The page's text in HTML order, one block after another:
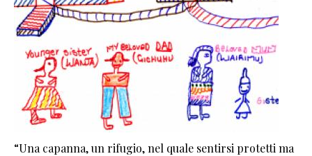
“Una capanna, un rifugio, nel quale sentirsi protetti ma